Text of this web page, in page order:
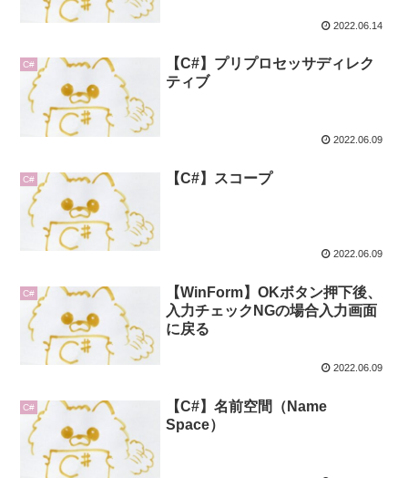
2022.06.14
C#
【C#】プリプロセッサディレク
ティブ
2022.06.09
C# 【C#】スコープ
2022.06.09
C#
【WinForm】OKボタン押下後、
入力チェックNGの場合入力画面
に戻る
2022.06.09
C#
【C#】名前空間（Name
Space）